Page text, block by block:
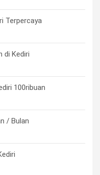
Terpercaya
di Kediri
100ribuan
/ Bulan